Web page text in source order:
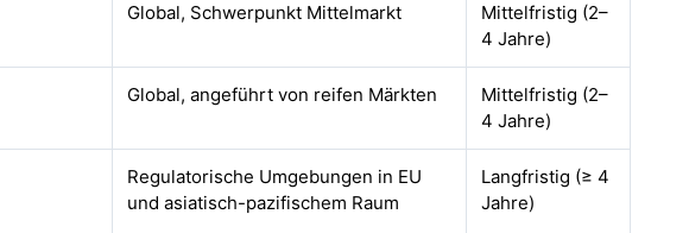
Global, Schwerpunkt Mittelmarkt
Mittelfristig (2–
4 Jahre)
Global, angeführt von reifen Märkten
Mittelfristig (2–
4 Jahre)
Regulatorische Umgebungen in EU
und asiatisch-pazifischem Raum
Langfristig (≥ 4
Jahre)